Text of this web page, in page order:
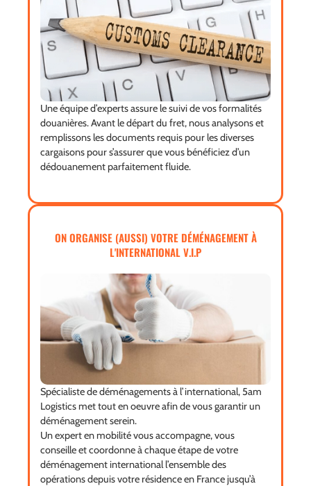
Une équipe d’experts assure le suivi de vos formalités
douanières. Avant le départ du fret, nous analysons et
remplissons les documents requis pour les diverses
cargaisons pour s’assurer que vous bénéficiez d’un
dédouanement parfaitement fluide.
ON ORGANISE (AUSSI) VOTRE DÉMÉNAGEMENT À
L'INTERNATIONAL V.I.P
Spécialiste de déménagements à l’international, 5am
Logistics met tout en oeuvre afin de vous garantir un
déménagement serein.
Un expert en mobilité vous accompagne, vous
conseille et coordonne à chaque étape de votre
déménagement international l’ensemble des
opérations depuis votre résidence en France jusqu’à